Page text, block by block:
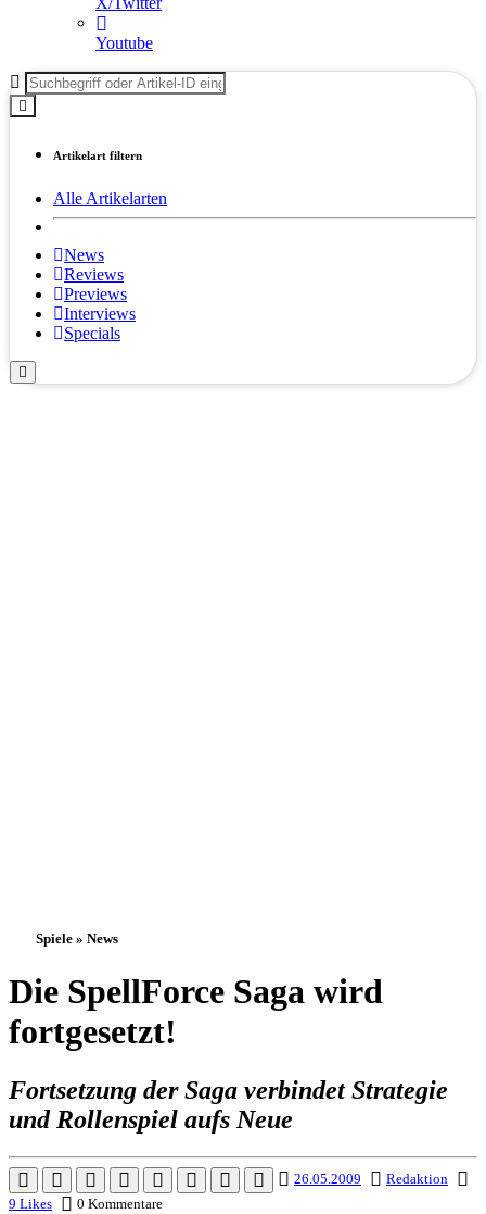
Youtube
Artikelart filtern
Alle Artikelarten
News
Reviews
Previews
Interviews
Specials
Spiele » News
Die SpellForce Saga wird
fortgesetzt!
Fortsetzung der Saga verbindet Strategie
und Rollenspiel aufs Neue
26.05.2009
Redaktion
9 Likes
0 Kommentare